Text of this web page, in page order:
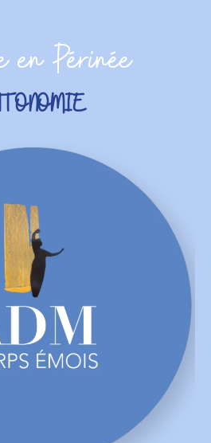
en Périnée